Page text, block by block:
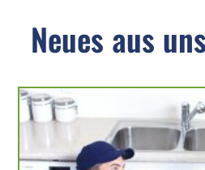
Neues aus